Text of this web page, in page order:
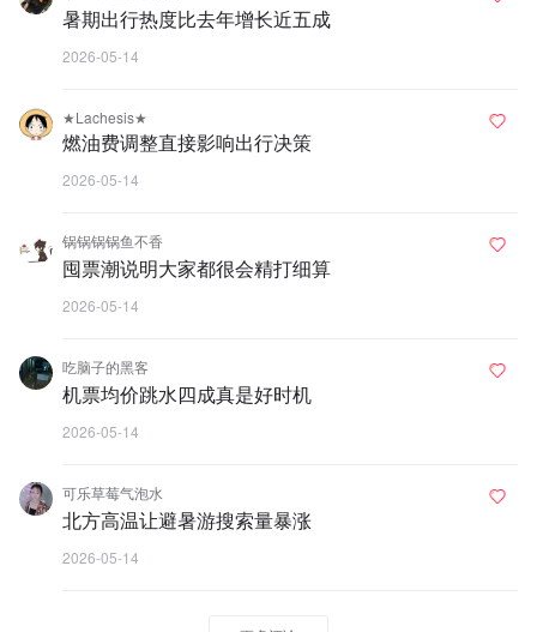
暑期出行热度比去年增长近五成
2026-05-14
★Lachesis★
燃油费调整直接影响出行决策
2026-05-14
锅锅锅锅鱼不香
囤票潮说明大家都很会精打细算
2026-05-14
吃脑子的黑客
机票均价跳水四成真是好时机
2026-05-14
可乐草莓气泡水
北方高温让避暑游搜索量暴涨
2026-05-14